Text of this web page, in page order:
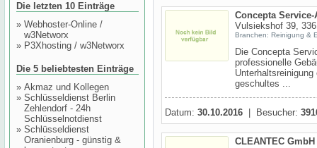
Die letzten 10 Einträge
» Webhoster-Online /
w3Networx
» P3Xhosting / w3Networx
Die 5 beliebtesten Einträge
» Akmaz und Kollegen
» Schlüsseldienst Berlin
Zehlendorf - 24h
Schlüsselnotdienst
» Schlüsseldienst
Oranienburg - günstig &
Concepta
Vulsiekshof 39,
Branchen: Reinigung &
Die Concepta
professionelle
geschultes ...
Datum: 30.10.2016 | Besucher:
CLEANTEC